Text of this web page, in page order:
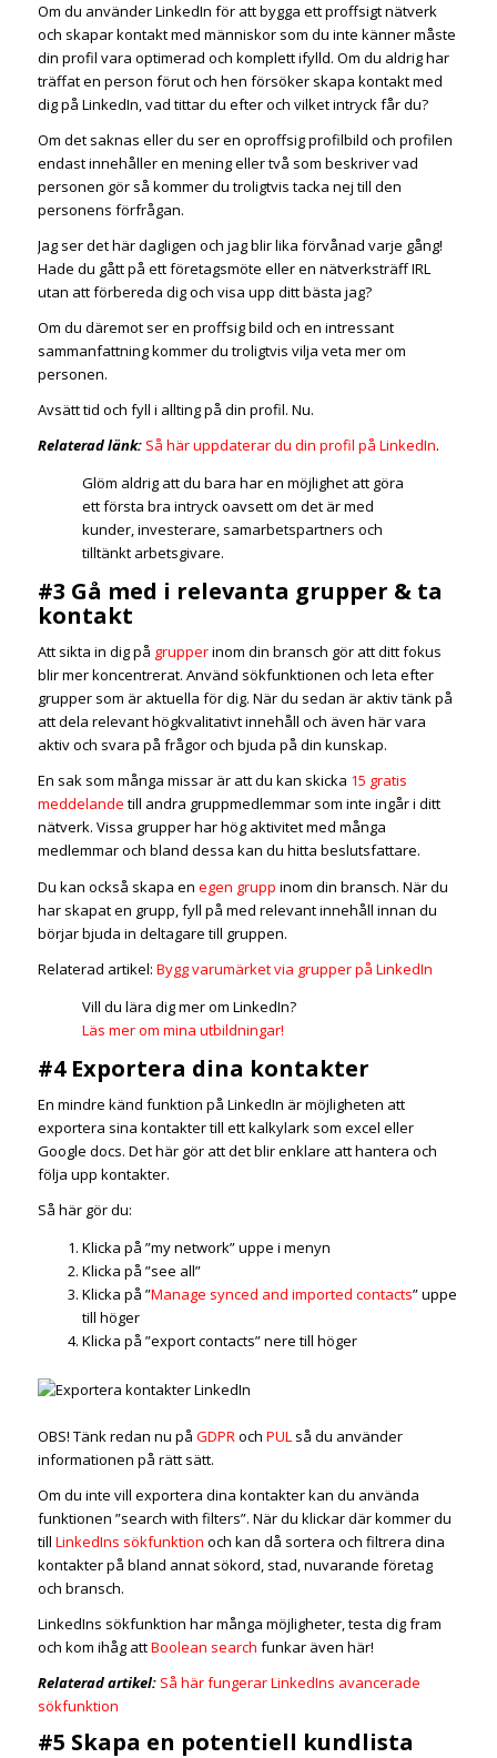
Om du använder LinkedIn för att bygga ett proffsigt nätverk
och skapar kontakt med människor som du inte känner måste
din profil vara optimerad och komplett ifylld. Om du aldrig har
träffat en person förut och hen försöker skapa kontakt med
dig på LinkedIn, vad tittar du efter och vilket intryck får du?
Om det saknas eller du ser en oproffsig profilbild och profilen
endast innehåller en mening eller två som beskriver vad
personen gör så kommer du troligtvis tacka nej till den
personens förfrågan.
Jag ser det här dagligen och jag blir lika förvånad varje gång!
Hade du gått på ett företagsmöte eller en nätverksträff IRL
utan att förbereda dig och visa upp ditt bästa jag?
Om du däremot ser en proffsig bild och en intressant
sammanfattning kommer du troligtvis vilja veta mer om
personen.
Avsätt tid och fyll i allting på din profil. Nu.
Relaterad länk: Så här uppdaterar du din profil på LinkedIn.
Glöm aldrig att du bara har en möjlighet att göra
ett första bra intryck oavsett om det är med
kunder, investerare, samarbetspartners och
tilltänkt arbetsgivare.
#3 Gå med i relevanta grupper & ta
kontakt
Att sikta in dig på grupperinom din bransch gör att ditt fokus
blir mer koncentrerat. Använd sökfunktionen och leta efter
grupper som är aktuella för dig. När du sedan är aktiv tänk på
att dela relevant högkvalitativt innehåll och även här vara
aktiv och svara på frågor och bjuda på din kunskap.
En sak som många missar är att du kan skicka 15 gratis
meddelande till andra gruppmedlemmar som inte ingår i ditt
nätverk. Vissa grupper har hög aktivitet med många
medlemmar och bland dessa kan du hitta beslutsfattare.
Du kan också skapa en egen grupp inom din bransch. När du
har skapat en grupp, fyll på med relevant innehåll innan du
börjar bjuda in deltagare till gruppen.
Relaterad artikel: Bygg varumärket via grupper på LinkedIn
Vill du lära dig mer om LinkedIn?
Läs mer om mina utbildningar!
#4 Exportera dina kontakter
En mindre känd funktion på LinkedIn är möjligheten att
exportera sina kontakter till ett kalkylark som excel eller
Google docs. Det här gör att det blir enklare att hantera och
följa upp kontakter.
Så här gör du:
Klicka på ”my network” uppe i menyn
Klicka på ”see all”
Klicka på ”Manage synced and imported contacts” uppe
till höger
Klicka på ”export contacts” nere till höger
OBS! Tänk redan nu på GDPRoch PULså du använder
informationen på rätt sätt.
Om du inte vill exportera dina kontakter kan du använda
funktionen ”search with filters”. När du klickar där kommer du
till LinkedIns sökfunktion och kan då sortera och filtrera dina
kontakter på bland annat sökord, stad, nuvarande företag
och bransch.
LinkedIns sökfunktion har många möjligheter, testa dig fram
och kom ihåg attBoolean search funkar även här!
Relaterad artikel: Så här fungerar LinkedIns avancerade
sökfunktion
#5 Skapa en potentiell kundlista